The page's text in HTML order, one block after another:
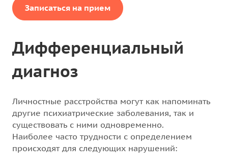
Записаться на прием
Дифференциальный
диагноз
Личностные расстройства могут как напоминать
другие психиатрические заболевания, так и
существовать с ними одновременно.
Наиболее часто трудности с определением
происходят для следующих нарушений: